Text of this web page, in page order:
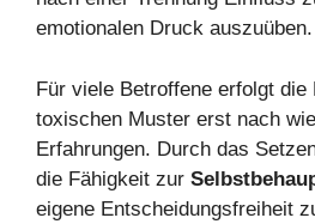
emotionalen Druck auszuüben.
Für viele Betroffene erfolgt die
toxischen Muster erst nach
Erfahrungen. Durch das
die Fähigkeit zur
eigene Entscheidungsfreiheit